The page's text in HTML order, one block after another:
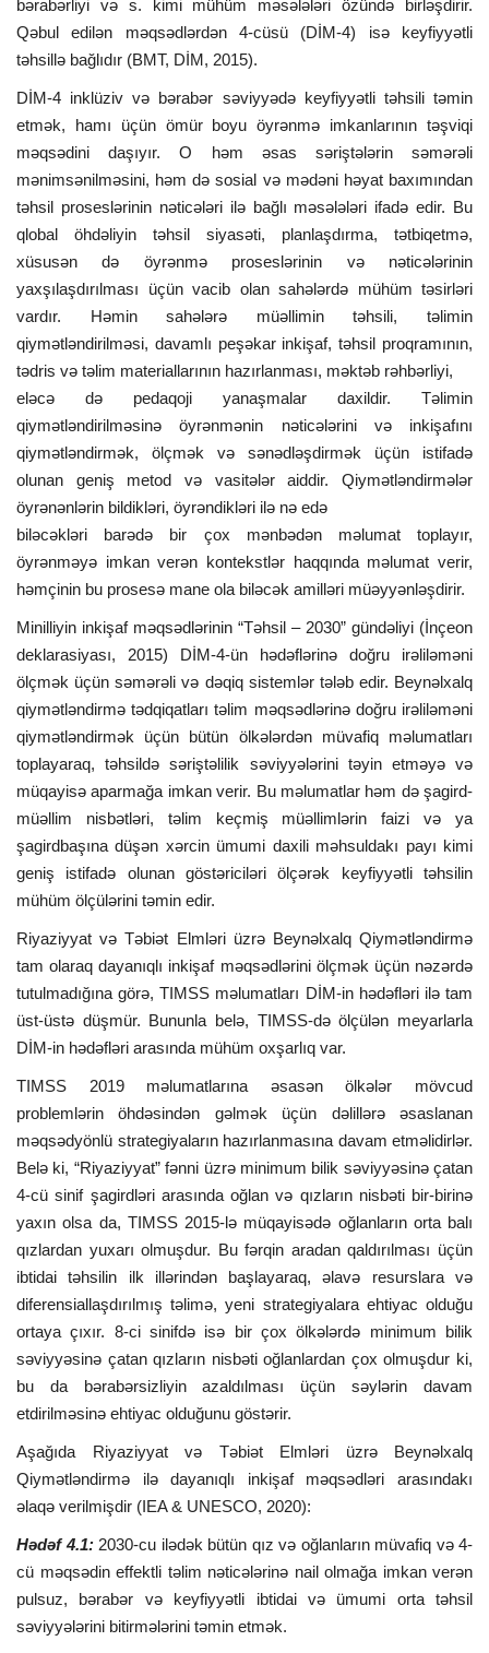
bərabərliyi və s. kimi mühüm məsələləri özündə birləşdirir.
Qəbul edilən məqsədlərdən 4-cüsü (DİM-4) isə keyfiyyətli
təhsillə bağlıdır (BMT, DİM, 2015).
DİM-4 inklüziv və bərabər səviyyədə keyfiyyətli təhsili təmin
etmək, hamı üçün ömür boyu öyrənmə imkanlarının təşviqi
məqsədini daşıyır. O həm əsas səriştələrin səmərəli
mənimsənilməsini, həm də sosial və mədəni həyat baxımından
təhsil proseslərinin nəticələri ilə bağlı məsələləri ifadə edir. Bu
qlobal öhdəliyin təhsil siyasəti, planlaşdırma, tətbiqetmə,
xüsusən də öyrənmə proseslərinin və nəticələrinin
yaxşılaşdırılması üçün vacib olan sahələrdə mühüm təsirləri
vardır. Həmin sahələrə müəllimin təhsili, təlimin
qiymətləndirilməsi, davamlı peşəkar inkişaf, təhsil proqramının,
tədris və təlim materiallarının hazırlanması, məktəb rəhbərliyi,
eləcə də pedaqoji yanaşmalar daxildir. Təlimin
qiymətləndirilməsinə öyrənmənin nəticələrini və inkişafını
qiymətləndirmək, ölçmək və sənədləşdirmək üçün istifadə
olunan geniş metod və vasitələr aiddir. Qiymətləndirmələr
öyrənənlərin bildikləri, öyrəndikləri ilə nə edə
biləcəkləri barədə bir çox mənbədən məlumat toplayır,
öyrənməyə imkan verən kontekstlər haqqında məlumat verir,
həmçinin bu prosesə mane ola biləcək amilləri müəyyənləşdirir.
Minilliyin inkişaf məqsədlərinin “Təhsil – 2030” gündəliyi (İnçeon
deklarasiyası, 2015) DİM-4-ün hədəflərinə doğru irəliləməni
ölçmək üçün səmərəli və dəqiq sistemlər tələb edir. Beynəlxalq
qiymətləndirmə tədqiqatları təlim məqsədlərinə doğru irəliləməni
qiymətləndirmək üçün bütün ölkələrdən müvafiq məlumatları
toplayaraq, təhsildə səriştəlilik səviyyələrini təyin etməyə və
müqayisə aparmağa imkan verir. Bu məlumatlar həm də şagird-
müəllim nisbətləri, təlim keçmiş müəllimlərin faizi və ya
şagirdbaşına düşən xərcin ümumi daxili məhsuldakı payı kimi
geniş istifadə olunan göstəriciləri ölçərək keyfiyyətli təhsilin
mühüm ölçülərini təmin edir.
Riyaziyyat və Təbiət Elmləri üzrə Beynəlxalq Qiymətləndirmə
tam olaraq dayanıqlı inkişaf məqsədlərini ölçmək üçün nəzərdə
tutulmadığına görə, TIMSS məlumatları DİM-in hədəfləri ilə tam
üst-üstə düşmür. Bununla belə, TIMSS-də ölçülən meyarlarla
DİM-in hədəfləri arasında mühüm oxşarlıq var.
TIMSS 2019 məlumatlarına əsasən ölkələr mövcud
problemlərin öhdəsindən gəlmək üçün dəlillərə əsaslanan
məqsədyönlü strategiyaların hazırlanmasına davam etməlidirlər.
Belə ki, “Riyaziyyat” fənni üzrə minimum bilik səviyyəsinə çatan
4-cü sinif şagirdləri arasında oğlan və qızların nisbəti bir-birinə
yaxın olsa da, TIMSS 2015-lə müqayisədə oğlanların orta balı
qızlardan yuxarı olmuşdur. Bu fərqin aradan qaldırılması üçün
ibtidai təhsilin ilk illərindən başlayaraq, əlavə resurslara və
diferensiallaşdırılmış təlimə, yeni strategiyalara ehtiyac olduğu
ortaya çıxır. 8-ci sinifdə isə bir çox ölkələrdə minimum bilik
səviyyəsinə çatan qızların nisbəti oğlanlardan çox olmuşdur ki,
bu da bərabərsizliyin azaldılması üçün səylərin davam
etdirilməsinə ehtiyac olduğunu göstərir.
Aşağıda Riyaziyyat və Təbiət Elmləri üzrə Beynəlxalq
Qiymətləndirmə ilə dayanıqlı inkişaf məqsədləri arasındakı
əlaqə verilmişdir (IEA & UNESCO, 2020):
Hədəf 4.1:2030-cu ilədək bütün qız və oğlanların müvafiq və 4-
cü məqsədin effektli təlim nəticələrinə nail olmağa imkan verən
pulsuz, bərabər və keyfiyyətli ibtidai və ümumi orta təhsil
səviyyələrini bitirmələrini təmin etmək.